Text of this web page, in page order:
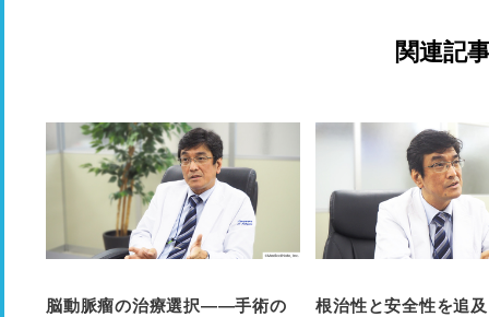
関連記
脳動脈瘤の治療選択――手術の
根治性と安全性を追